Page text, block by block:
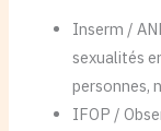
Inserm /
sexualités
personnes,
IFOP /